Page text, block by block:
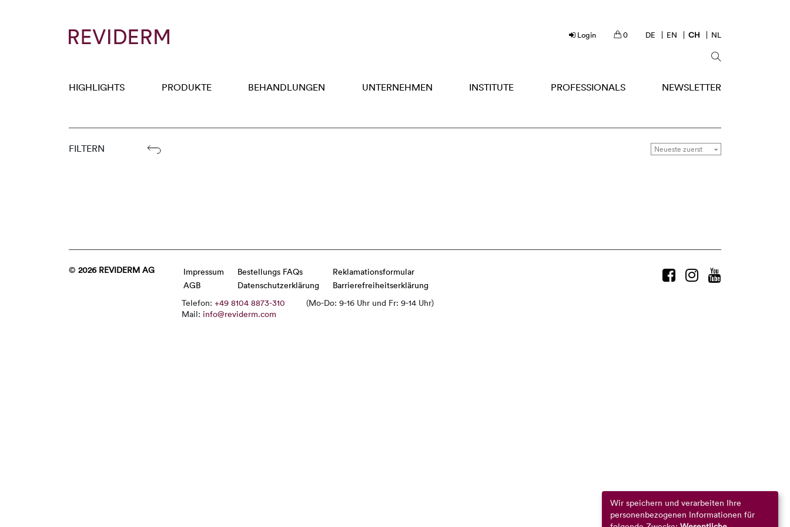
Login 0 DE EN CH NL
HIGHLIGHTS PRODUKTE BEHANDLUNGEN UNTERNEHMEN INSTITUTE PROFESSIONALS NEWSLETTER
FILTERN
© 2026 REVIDERM AG Impressum Bestellungs FAQs
Reklamationsformular
AGB
Datenschutzerklärung
Barrierefreiheitserklärung
Telefon: +49 8104 8873-310
(Mo-Do: 9-16 Uhr und Fr: 9-14 Uhr)
Mail: info@reviderm.com
Wir speichern und verarbeiten Ihre
personenbezogenen Informationen für